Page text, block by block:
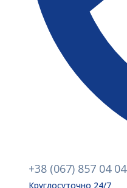
+38 (067) 857 04 04
Круглосуточно 24/7